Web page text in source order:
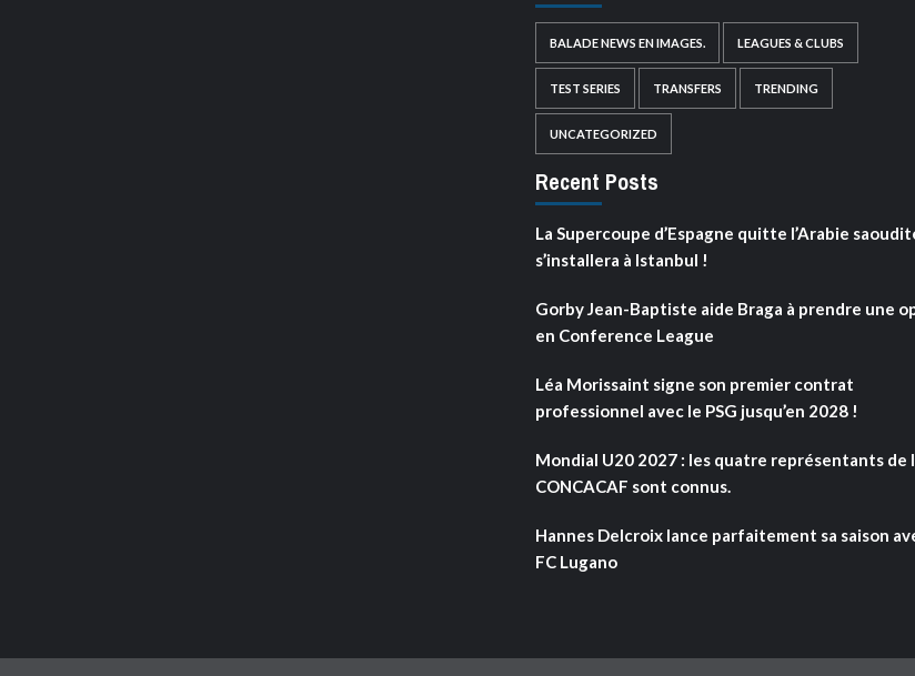
BALADE NEWS EN IMAGES. LEAGUES & CLUBS
TEST SERIES TRANSFERS TRENDING
UNCATEGORIZED
Recent Posts
La Supercoupe d’Espagne quitte l’Arabie
s’installera à Istanbul !
Gorby Jean-Baptiste aide Braga à prendre une
en Conference League
Léa Morissaint signe son premier contrat
professionnel avec le PSG jusqu’en 2028 !
Mondial U20 2027 : les quatre représentants de
CONCACAF sont connus.
Hannes Delcroix lance parfaitement sa saison
FC Lugano